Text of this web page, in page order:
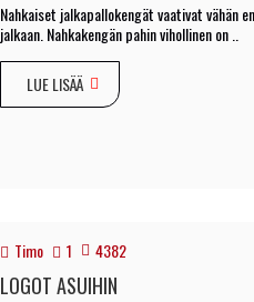
Nahkaiset jalkapallokengät vaativat
jalkaan. Nahkakengän pahin vihollinen on ..
LUE LISÄÄ
Timo 1 4382
LOGOT ASUIHIN